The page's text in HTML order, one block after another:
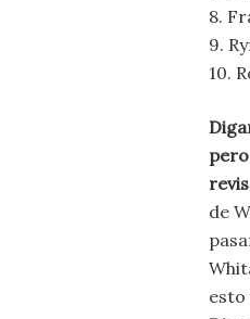
8.
9.
10.
de
esto